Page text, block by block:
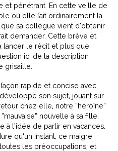
et pénétrant. En cette veille de
où elle fait ordinairement la
sa collègue vient d’obtenir
demander. Cette brève et
lancer le récit et plus que
ici de la description
grisaille.
rapide et concise avec
son sujet, jouant sur
chez elle, notre “héroïne”
nouvelle à sa fille,
à l’idée de partir en vacances.
qu’un instant, ce maigre
les préoccupations, et